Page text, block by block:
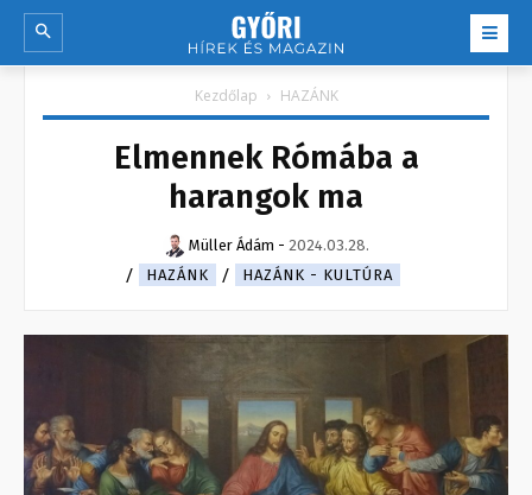
Kezdőlap HAZÁNK
Elmennek Rómába a
harangok ma
Müller Ádám - 2024.03.28.
HAZÁNK
HAZÁNK - KULTÚRA